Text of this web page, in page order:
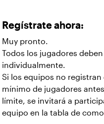
Regístrate ahora:
Muy pronto.
Todos los jugadores
individualmente.
Si los equipos no registran
mínimo de jugadores
límite, se invitará a
equipo en la tabla de